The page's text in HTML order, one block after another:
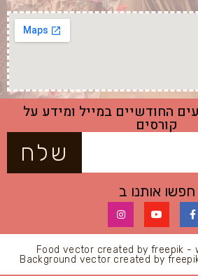
החודשיים במייל ומידע על
קורסים
שלח
חפשו אותנו ב
Food vector created by freepik -
Background vector created by